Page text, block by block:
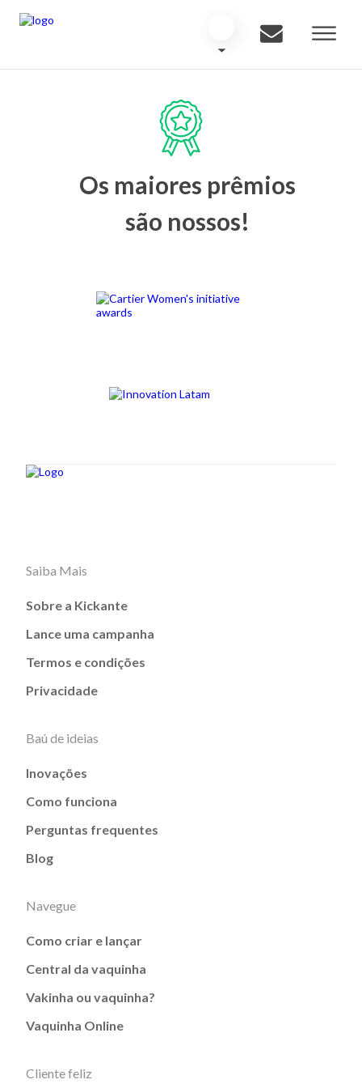
Os maiores prêmios
são nossos!
Saiba Mais
Sobre a Kickante
Lance uma campanha
Termos e condições
Privacidade
Baú de ideias
Inovações
Como funciona
Perguntas frequentes
Blog
Navegue
Como criar e lançar
Central da vaquinha
Vakinha ou vaquinha?
Vaquinha Online
Cliente feliz